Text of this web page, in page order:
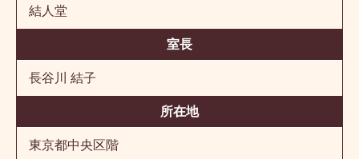
結人堂
室長
長谷川 結子
所在地
東京都中央区階